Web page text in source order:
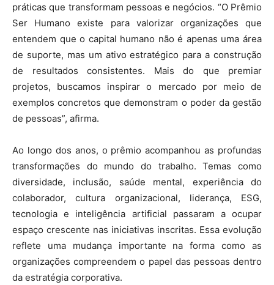
práticas que transformam pessoas e negócios. “O Prêmio
Ser Humano existe para valorizar organizações que
entendem que o capital humano não é apenas uma área
de suporte, mas um ativo estratégico para a construção
de resultados consistentes. Mais do que premiar
projetos, buscamos inspirar o mercado por meio de
exemplos concretos que demonstram o poder da gestão
de pessoas”, afirma.
Ao longo dos anos, o prêmio acompanhou as profundas
transformações do mundo do trabalho. Temas como
diversidade, inclusão, saúde mental, experiência do
colaborador, cultura organizacional, liderança, ESG,
tecnologia e inteligência artificial passaram a ocupar
espaço crescente nas iniciativas inscritas. Essa evolução
reflete uma mudança importante na forma como as
organizações compreendem o papel das pessoas dentro
da estratégia corporativa.